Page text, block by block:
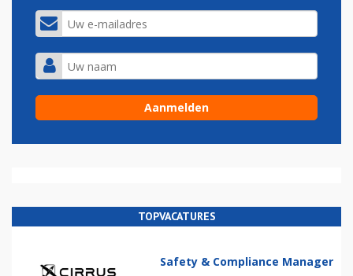
TOPVACATURES
Safety & Compliance Manager